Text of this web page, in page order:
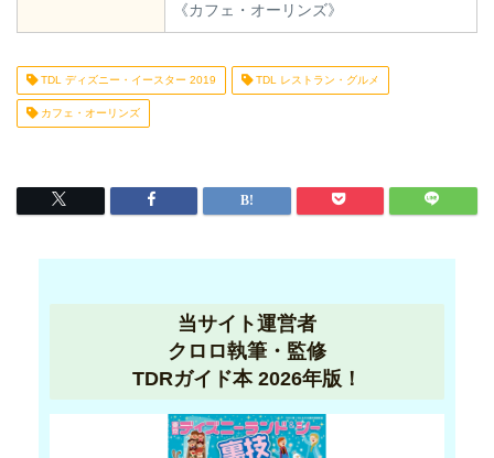
《カフェ・オーリンズ》
TDL ディズニー・イースター 2019 TDL レストラン・グルメ
カフェ・オーリンズ
当サイト運営者
クロロ執筆・監修
TDRガイド本 2026年版！